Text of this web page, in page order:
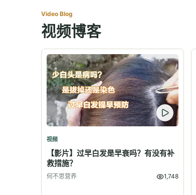
Video Blog
视频博客
视频
【影片】过早白发是早衰吗？有没有补
救措施？
何不思营养 1,748